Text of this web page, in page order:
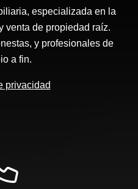
especializada en la
venta de propiedad raíz.
y profesionales de
a fin.
privacidad